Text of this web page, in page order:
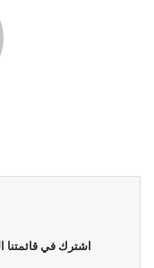
اشترك في قائمتنا